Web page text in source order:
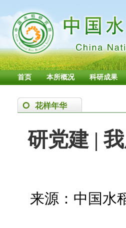
首页 本所概况 科研成果
花样年华
研党建 |
来源：中国水